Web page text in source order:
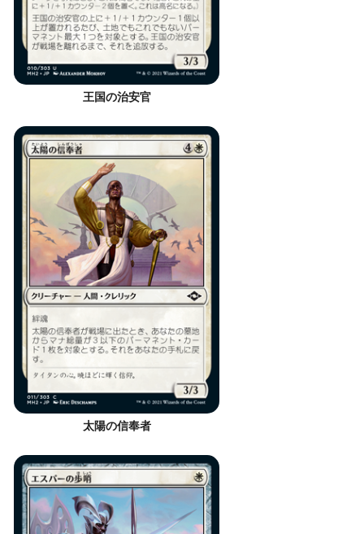
王国の治安官
太陽の信奉者